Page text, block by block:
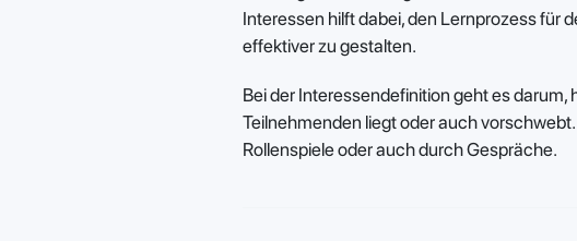
Interessen hilft dabei, den Lernprozess für
effektiver zu gestalten.
Bei der Interessendefinition geht es
Teilnehmenden liegt oder auch
Rollenspiele oder auch durch Gespräche.